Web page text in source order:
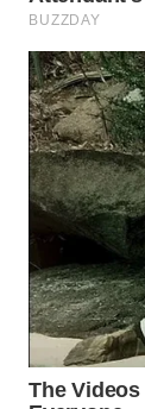
WN
WN
KUNINGAN
WN
MAJALENGKA
WN
SUBANG
WN
SUKABUMI